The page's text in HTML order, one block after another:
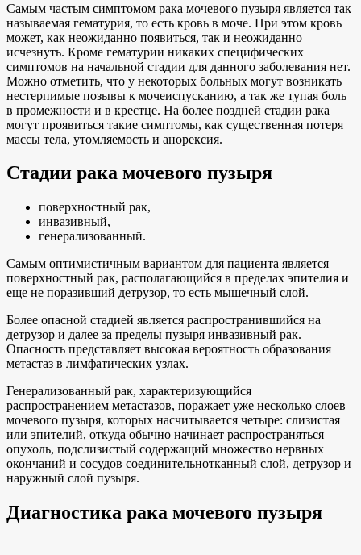
Самым частым симптомом рака мочевого пузыря является так
называемая гематурия, то есть кровь в моче. При этом кровь
может, как неожиданно появиться, так и неожиданно
исчезнуть. Кроме гематурии никаких специфических
симптомов на начальной стадии для данного заболевания нет.
Можно отметить, что у некоторых больных могут возникать
нестерпимые позывы к мочеиспусканию, а так же тупая боль
в промежности и в крестце. На более поздней стадии рака
могут проявиться такие симптомы, как существенная потеря
массы тела, утомляемость и анорексия.
Стадии рака мочевого пузыря
поверхностный рак,
инвазивный,
генерализованный.
Самым оптимистичным вариантом для пациента является
поверхностный рак, располагающийся в пределах эпителия и
еще не поразивший детрузор, то есть мышечный слой.
Более опасной стадией является распространившийся на
детрузор и далее за пределы пузыря инвазивный рак.
Опасность представляет высокая вероятность образования
метастаз в лимфатических узлах.
Генерализованный рак, характеризующийся
распространением метастазов, поражает уже несколько слоев
мочевого пузыря, которых насчитывается четыре: слизистая
или эпителий, откуда обычно начинает распространяться
опухоль, подслизистый содержащий множество нервных
окончаний и сосудов соединительнотканный слой, детрузор и
наружный слой пузыря.
Диагностика рака мочевого пузыря